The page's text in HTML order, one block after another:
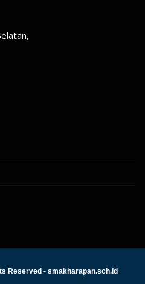
Reserved - smakharapan.sch.id